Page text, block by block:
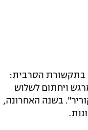
בתקשורת הסרבית:
ויחתום לשלוש
את הקריירה ב-1991 – כך נטען ב"קוריר". בשנה האחרונה,